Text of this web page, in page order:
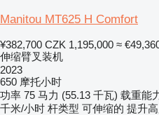
Manitou MT625 H Comfort
¥382,700 CZK 1,195,000 ≈
伸缩臂叉装机
2023
650 摩托小时
功率 75 马力 (55.13 千瓦) 载重能
千米/小时 杆类型 可伸缩的 提升